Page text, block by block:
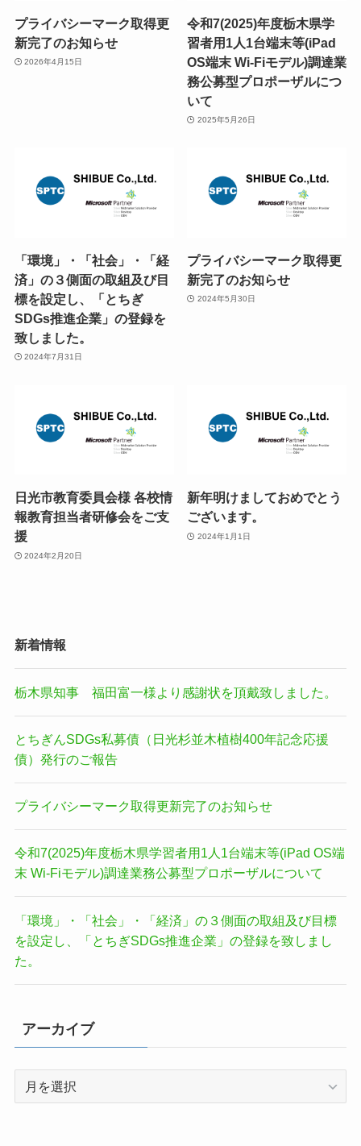
プライバシーマーク取得更
新完了のお知らせ
2026年4月15日
令和7(2025)年度栃木県学
習者用1人1台端末等(iPad
OS端末 Wi-Fiモデル)調達業
務公募型プロポーザルにつ
いて
2025年5月26日
「環境」・「社会」・「経
済」の３側面の取組及び目
標を設定し、「とちぎ
SDGs推進企業」の登録を
致しました。
2024年7月31日
プライバシーマーク取得更
新完了のお知らせ
2024年5月30日
日光市教育委員会様 各校情
報教育担当者研修会をご支
援
2024年2月20日
新年明けましておめでとう
ございます。
2024年1月1日
新着情報
栃木県知事 福田富一様より感謝状を頂戴致しました。
とちぎんSDGs私募債（日光杉並木植樹400年記念応援
債）発行のご報告
プライバシーマーク取得更新完了のお知らせ
令和7(2025)年度栃木県学習者用1人1台端末等(iPad OS端
末 Wi-Fiモデル)調達業務公募型プロポーザルについて
「環境」・「社会」・「経済」の３側面の取組及び目標
を設定し、「とちぎSDGs推進企業」の登録を致しまし
た。
アーカイブ